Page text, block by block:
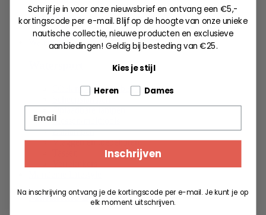
Laarzen & Boots
Sloffen
Outlet
Watersport
Olielampen en toebehoren
Scheepslampen
Oplaadbare lampen
Messen/multitools
Zaklampen
Vlaggen en toebehoren
Maritieme Lifestyle
Schrijf je in voor onze nieuwsbrief en ontvang een €5,-
kortingscode per e-mail. Blijf op de hoogte van onze unieke
nautische collectie, nieuwe producten en exclusieve
aanbiedingen! Geldig bij besteding van €25.
Kies je stijl
Tell us about your pets
Heren Dames
Inschrijven
Na inschrijving ontvang je de kortingscode per e-mail. Je kunt je op
elk moment uitschrijven.